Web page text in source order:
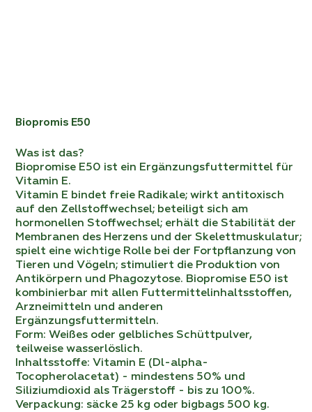
Biopromis Е50
Was ist das?
Biopromise E50 ist ein Ergänzungsfuttermittel für
Vitamin E.
Vitamin E bindet freie Radikale; wirkt antitoxisch
auf den Zellstoffwechsel; beteiligt sich am
hormonellen Stoffwechsel; erhält die Stabilität der
Membranen des Herzens und der Skelettmuskulatur;
spielt eine wichtige Rolle bei der Fortpflanzung von
Tieren und Vögeln; stimuliert die Produktion von
Antikörpern und Phagozytose. Biopromise E50 ist
kombinierbar mit allen Futtermittelinhaltsstoffen,
Arzneimitteln und anderen
Ergänzungsfuttermitteln.
Form: Weißes oder gelbliches Schüttpulver,
teilweise wasserlöslich.
Inhaltsstoffe: Vitamin E (Dl-alpha-
Tocopherolacetat) - mindestens 50% und
Siliziumdioxid als Trägerstoff - bis zu 100%.
Verpackung: säcke 25 kg oder bigbags 500 kg.